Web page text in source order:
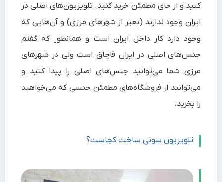
کنید و از جای مطمئن خرید کنید. تلویزیون‌های اصلی در
ایران وجود ندارند (بغیر از شهرهای مرزی) و آن‌هایی که
وجود دارد کار داخل ایران است و همانطور که گفتم
جنس‌های اصلی در ایران قاچاق است ولی در شهرهای
مرزی شما می‌توانید جنس‌های اصلی را پیدا کنید و
می‌توانید از فروشگاه‌های مطمئن جنسی که می‌خواهید
را بخرید.
تلویزیون سونیساخت کجاست؟